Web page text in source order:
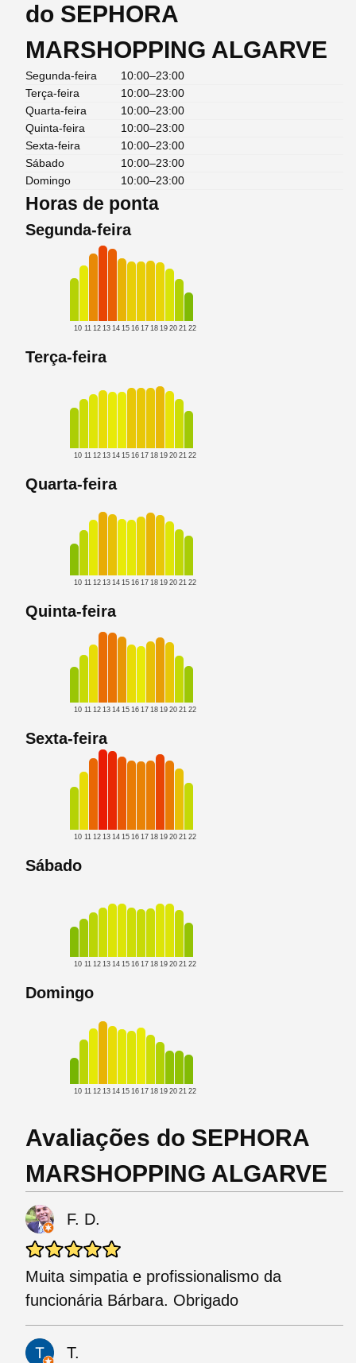
do SEPHORA
MARSHOPPING ALGARVE
Segunda-feira
10:00–23:00
Terça-feira
10:00–23:00
Quarta-feira
10:00–23:00
Quinta-feira
10:00–23:00
Sexta-feira
10:00–23:00
Sábado
10:00–23:00
Domingo
10:00–23:00
Horas de ponta
Segunda-feira
10 11 12 13 14 15 16 17 18 19 20 21 22
Terça-feira
10 11 12 13 14 15 16 17 18 19 20 21 22
Quarta-feira
10 11 12 13 14 15 16 17 18 19 20 21 22
Quinta-feira
10 11 12 13 14 15 16 17 18 19 20 21 22
Sexta-feira
10 11 12 13 14 15 16 17 18 19 20 21 22
Sábado
10 11 12 13 14 15 16 17 18 19 20 21 22
Domingo
10 11 12 13 14 15 16 17 18 19 20 21 22
Avaliações do SEPHORA
MARSHOPPING ALGARVE
F. D.
Muita simpatia e profissionalismo da
funcionária Bárbara. Obrigado
T.